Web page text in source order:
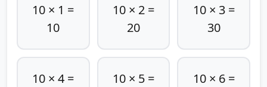
10 × 1 =
10
10 × 2 =
20
10 × 3 =
30
10 × 4 =
10 × 5 =
10 × 6 =